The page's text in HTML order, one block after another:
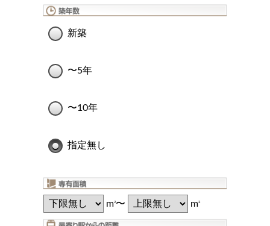
新築
〜5年
〜10年
指定無し
m2〜 m2